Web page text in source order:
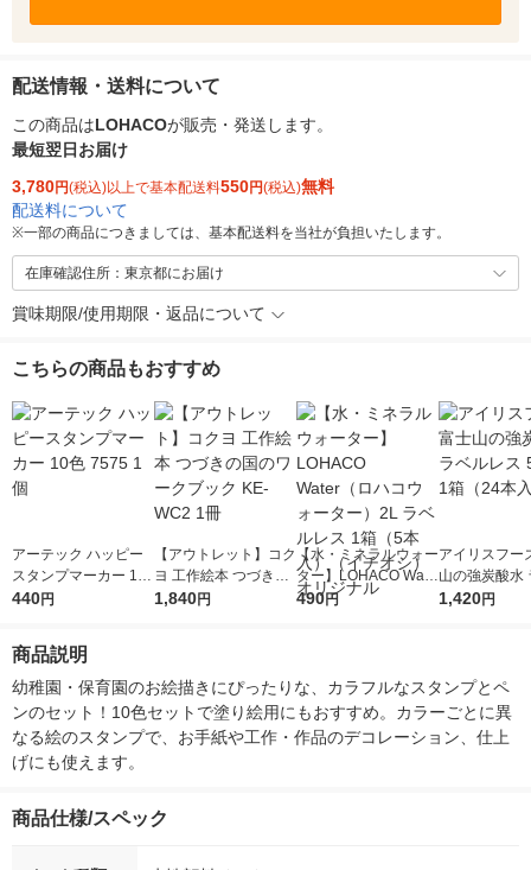
配送情報・送料について
この商品はLOHACOが販売・発送します。
最短翌日お届け
3,780円(税込)以上で基本配送料550円(税込)無料
配送料について
※一部の商品につきましては、基本配送料を当社が負担いたします。
在庫確認住所：東京都にお届け
賞味期限/使用期限・返品について
こちらの商品もおすすめ
アーテック ハッピー
スタンプマーカー 10
色 7575 1個
440円
【アウトレット】コク
ヨ 工作絵本 つづきの
国のワークブック KE-
1,840円
【水・ミネラルウォー
ター】LOHACO Wate
r（ロハコウォータ
490円
アイリスフー
山の強炭酸水
レス 500ml 1
1,420円
商品説明
幼稚園・保育園のお絵描きにぴったりな、カラフルなスタンプとペ
ンのセット！10色セットで塗り絵用にもおすすめ。カラーごとに異
なる絵のスタンプで、お手紙や工作・作品のデコレーション、仕上
げにも使えます。
商品仕様/スペック